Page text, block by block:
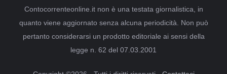
Contocorrenteonline.it non è una testata giornalistica, in
quanto viene aggiornato senza alcuna periodicità. Non può
pertanto considerarsi un prodotto editoriale ai sensi della
legge n. 62 del 07.03.2001